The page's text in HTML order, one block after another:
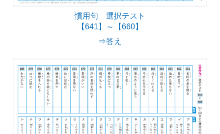
慣用句 選択テスト
【641】～【660】
⇒答え